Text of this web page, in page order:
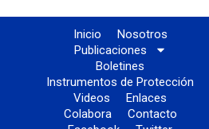
Inicio
Nosotros
Publicaciones
Boletines
Instrumentos de Protección
Videos
Enlaces
Colabora
Contacto